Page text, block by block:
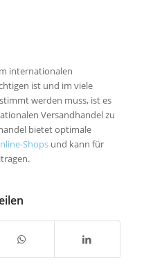
internationalen
ist und im viele
werden muss, ist es
Versandhandel zu
bietet optimale
Shopsund kann für